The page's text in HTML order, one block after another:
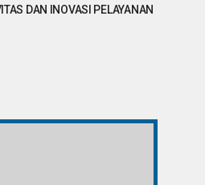
DAN INOVASI PELAYANAN